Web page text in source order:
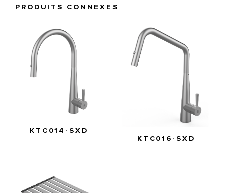
PRODUITS CONNEXES
KTC014-SXD
KTC016-SXD